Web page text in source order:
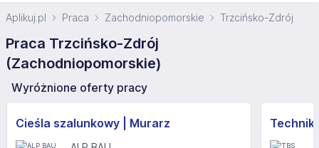
Aplikuj.pl Praca Zachodniopomorskie Trzcińsko-Zdrój
Praca Trzcińsko-Zdrój
(Zachodniopomorskie)
Wyróżnione oferty pracy
Cieśla szalunkowy | Murarz